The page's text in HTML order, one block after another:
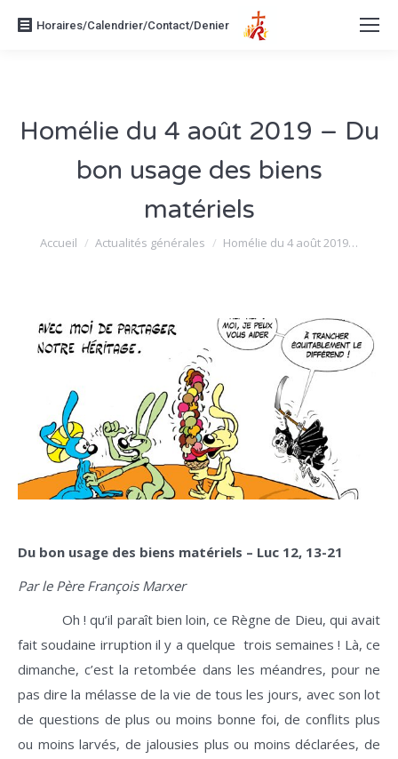
Horaires/Calendrier/Contact/Denier
Homélie du 4 août 2019 – Du
bon usage des biens
matériels
Vous êtes ici :
Accueil Actualités générales Homélie du 4 août 2019…
Du bon usage des biens matériels – Luc 12, 13-21
Par le Père François Marxer
Oh ! qu’il paraît bien loin, ce Règne de Dieu, qui avait
fait soudaine irruption il y a quelque trois semaines ! Là, ce
dimanche, c’est la retombée dans les méandres, pour ne
pas dire la mélasse de la vie de tous les jours, avec son lot
de questions de plus ou moins bonne foi, de conflits plus
ou moins larvés, de jalousies plus ou moins déclarées, de